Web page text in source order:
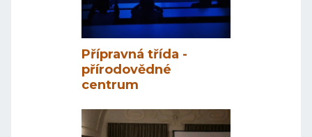
Přípravná třída -
přírodovědné
centrum